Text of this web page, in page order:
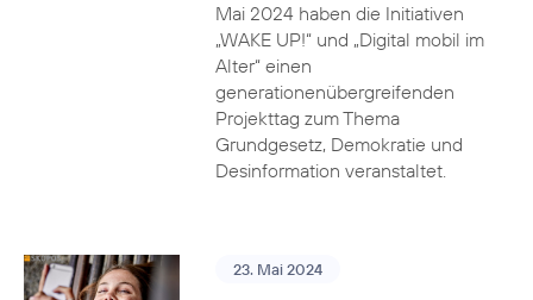
Mai 2024 haben die Initiativen
„WAKE UP!“ und „Digital mobil im
Alter“ einen
generationenübergreifenden
Projekttag zum Thema
Grundgesetz, Demokratie und
Desinformation veranstaltet.
23. Mai 2024